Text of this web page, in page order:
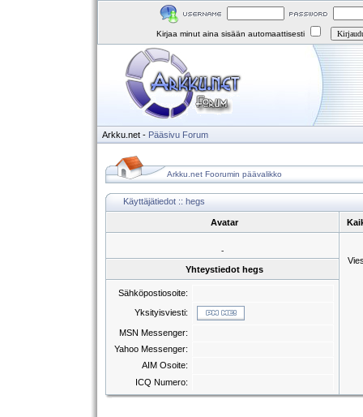
Kirjaa minut aina sisään automaattisesti
Arkku.net - Pääsivu Forum
Arkku.net Foorumin päävalikko
Käyttäjätiedot :: hegs
Avatar
-
Yhteystiedot hegs
Sähköpostiosoite:
Yksityisviesti:
MSN Messenger:
Yahoo Messenger:
AIM Osoite:
ICQ Numero: